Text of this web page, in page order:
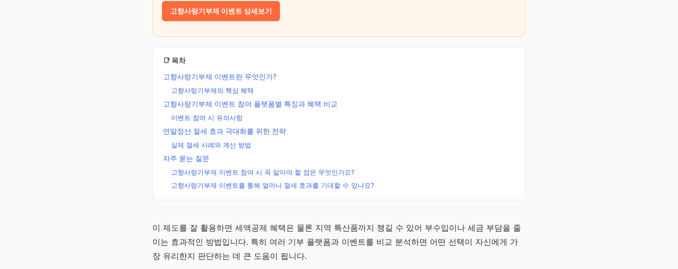
고향사랑기부제 이벤트 상세보기
📑 목차
고향사랑기부제 이벤트란 무엇인가?
고향사랑기부제의 핵심 혜택
고향사랑기부제 이벤트 참여 플랫폼별 특징과 혜택 비교
이벤트 참여 시 유의사항
연말정산 절세 효과 극대화를 위한 전략
실제 절세 사례와 계산 방법
자주 묻는 질문
고향사랑기부제 이벤트 참여 시 꼭 알아야 할 점은 무엇인가요?
고향사랑기부제 이벤트를 통해 얼마나 절세 효과를 기대할 수 있나요?
노후준비 연금전략
국민·퇴직·개인·주택연금으
로 만드는 평생 월급 전략
이 제도를 잘 활용하면 세액공제 혜택은 물론 지역 특산품까지 챙길 수 있어 부수입이나 세금 부담을 줄
이는 효과적인 방법입니다. 특히 여러 기부 플랫폼과 이벤트를 비교 분석하면 어떤 선택이 자신에게 가
장 유리한지 판단하는 데 큰 도움이 됩니다.